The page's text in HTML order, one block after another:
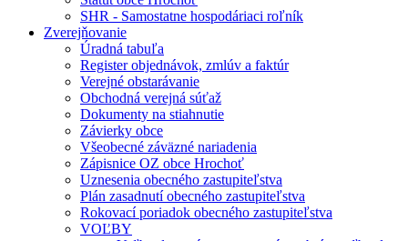
SHR - Samostatne hospodáriaci roľník
Zverejňovanie
Úradná tabuľa
Register objednávok, zmlúv a faktúr
Verejné obstarávanie
Obchodná verejná súťaž
Dokumenty na stiahnutie
Závierky obce
Všeobecné záväzné nariadenia
Zápisnice OZ obce Hrochoť
Uznesenia obecného zastupiteľstva
Plán zasadnutí obecného zastupiteľstva
Rokovací poriadok obecného zastupiteľstva
VOĽBY